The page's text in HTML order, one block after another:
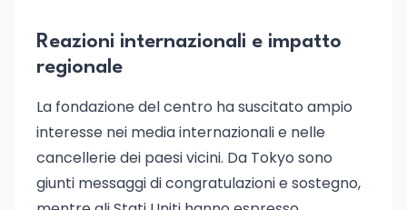
Reazioni internazionali e impatto
regionale
La fondazione del centro ha suscitato ampio
interesse nei media internazionali e nelle
cancellerie dei paesi vicini. Da Tokyo sono
giunti messaggi di congratulazioni e sostegno,